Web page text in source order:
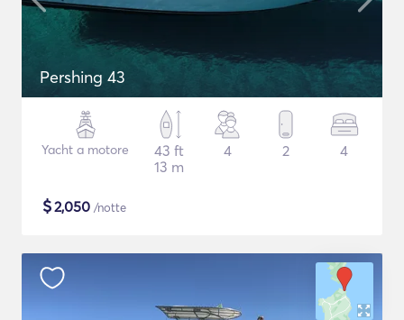
Pershing 43
Yacht a motore
43 ft
13 m
4 2 4
$2,050 /notte